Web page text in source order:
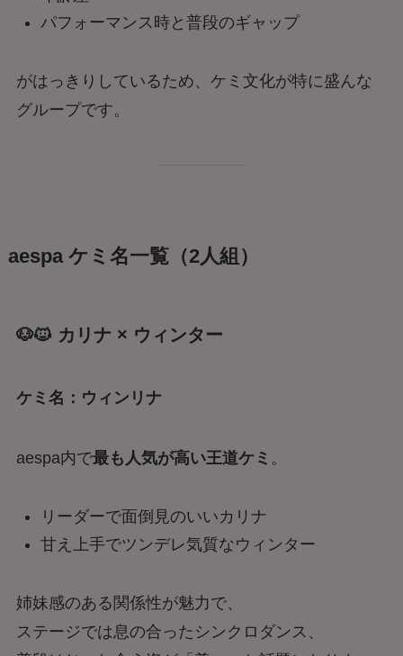
パフォーマンス時と普段のギャップ
がはっきりしているため、ケミ文化が特に盛んな
グループです。
aespa ケミ名一覧（2人組）
🐶🐱 カリナ × ウィンター
ケミ名：ウィンリナ
aespa内で最も人気が高い王道ケミ 。
リーダーで面倒見のいいカリナ
甘え上手でツンデレ気質なウィンター
姉妹感のある関係性が魅力で、
ステージでは息の合ったシンクロダンス、